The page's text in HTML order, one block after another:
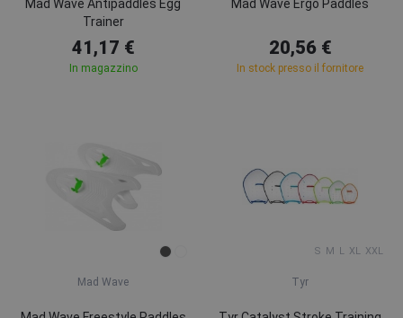
Mad Wave Antipaddles Egg
Trainer
41,17 €
In magazzino
Mad Wave Ergo Paddles
20,56 €
In stock presso il fornitore
Mad Wave
S M L XL XXL
Tyr